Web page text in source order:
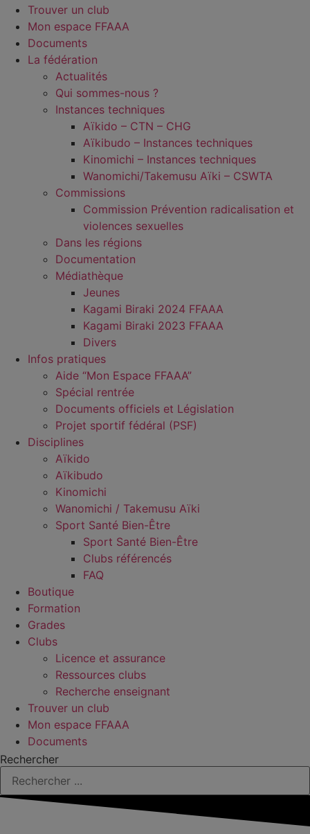
Trouver un club
Mon espace FFAAA
Documents
La fédération
Actualités
Qui sommes-nous ?
Instances techniques
Aïkido – CTN – CHG
Aïkibudo – Instances techniques
Kinomichi – Instances techniques
Wanomichi/Takemusu Aïki – CSWTA
Commissions
Commission Prévention radicalisation et
violences sexuelles
Dans les régions
Documentation
Médiathèque
Jeunes
Kagami Biraki 2024 FFAAA
Kagami Biraki 2023 FFAAA
Divers
Infos pratiques
Aide “Mon Espace FFAAA”
Spécial rentrée
Documents officiels et Législation
Projet sportif fédéral (PSF)
Disciplines
Aïkido
Aïkibudo
Kinomichi
Wanomichi / Takemusu Aïki
Sport Santé Bien-Être
Sport Santé Bien-Être
Clubs référencés
FAQ
Boutique
Formation
Grades
Clubs
Licence et assurance
Ressources clubs
Recherche enseignant
Trouver un club
Mon espace FFAAA
Documents
Rechercher